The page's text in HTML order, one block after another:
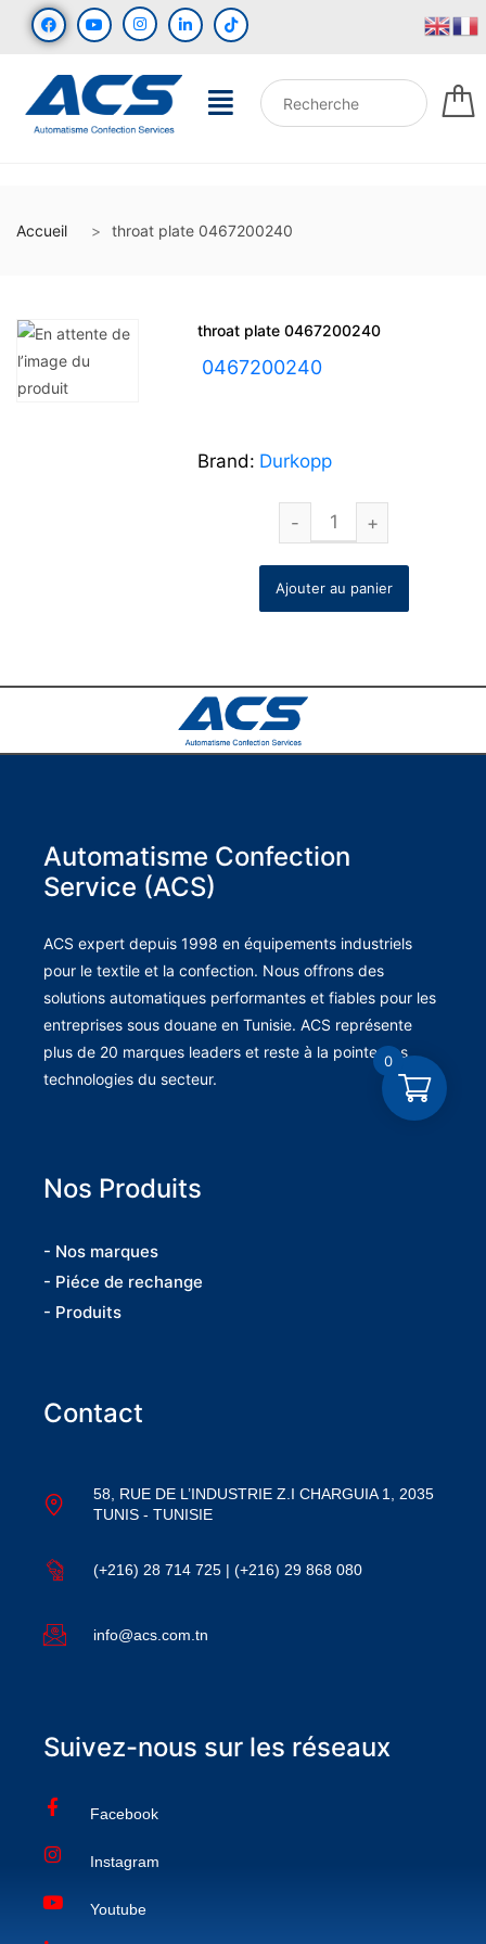
Accueil throat plate 0467200240
throat plate 0467200240
0467200240
Brand: Durkopp
Ajouter au panier
Automatisme Confection
Service (ACS)
ACS expert depuis 1998 en équipements industriels
pour le textile et la confection. Nous offrons des
solutions automatiques performantes et fiables pour les
entreprises sous douane en Tunisie. ACS représente
plus de 20 marques leaders et reste à la pointe des
technologies du secteur.
Nos Produits
- Nos marques
- Piéce de rechange
- Produits
Contact
58, RUE DE L’INDUSTRIE Z.I CHARGUIA 1, 2035
TUNIS - TUNISIE
(+216) 28 714 725 | (+216) 29 868 080
info@acs.com.tn
Suivez-nous sur les réseaux
Facebook
Instagram
Youtube
0